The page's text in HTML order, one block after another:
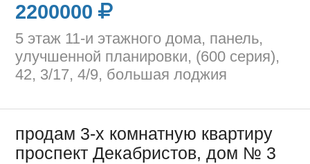
2200000
5 этаж 11-и этажного дома, панель,
улучшенной планировки, (600 серия),
42, 3/17, 4/9, большая лоджия
продам 3-х комнатную квартиру
проспект Декабристов, дом № 3